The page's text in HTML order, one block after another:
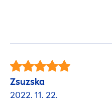
Zsuzska
2022. 11. 22.